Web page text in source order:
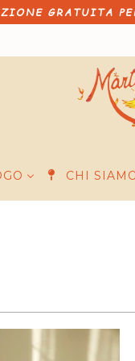
GRATUITA
CHI